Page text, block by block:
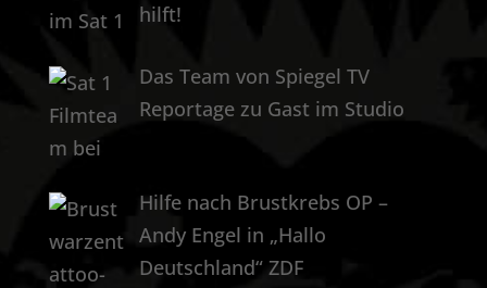
hilft!
Das Team von Spiegel TV
Reportage zu Gast im Studio
Hilfe nach Brustkrebs OP –
Andy Engel in „Hallo
Deutschland“ ZDF